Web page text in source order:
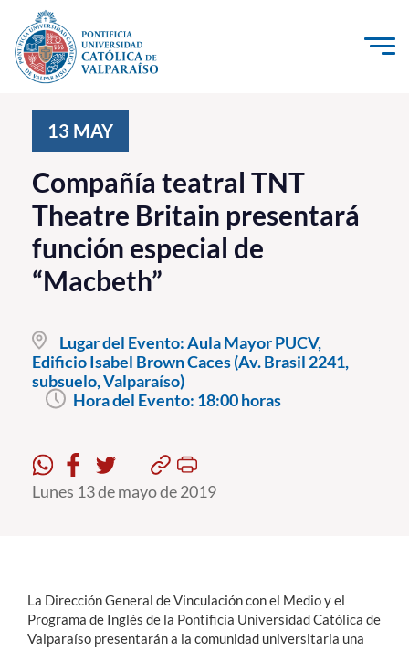
Click acá para ir directamente al contenido
Investigación, Creación e Innovación
PUCV Internacional
Vinculación con el Medio
Admisión
Pregrado
Postgrado
Formación Continua
Estudiantes
Académicos
English
13 MAY
Compañía teatral TNT
Theatre Britain presentará
función especial de
“Macbeth”
Lugar del Evento:Aula Mayor PUCV,
Edificio Isabel Brown Caces (Av. Brasil 2241,
subsuelo, Valparaíso)
Hora del Evento: 18:00 horas
Lunes 13 de mayo de 2019
La Dirección General de Vinculación con el Medio y el
Programa de Inglés de la Pontificia Universidad Católica de
Valparaíso presentarán a la comunidad universitaria una